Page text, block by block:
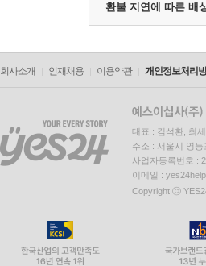
환불 지연에 따른 배
회사소개 인재채용 이용약관 개인정보처리
대표 : 김석환, 최
주소 : 서울시 영
사업자등록번호 :
이메일 :
Copyright ⓒ